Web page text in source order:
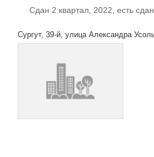
Сдан 2 квартал, 2022, есть
Сургут, 39-й, улица Александра